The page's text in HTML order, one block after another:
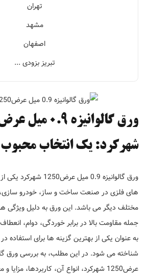
تهران
مشهد
اصفهان
تبریز بزودی ...
شهرکرد: یک انتخاب
ورق گالوانیزه 0.9 میل
های فلزی در صنعت ساخت و ساز، خودرو سازی،
مختلف دیگر می باشد. این ورق به دلیل ویژگی
جمله مقاومت بالا در برابر خوردگی، دوام،
به عنوان یکی از بهترین گزینه ها برای استفاده
عرض1250 شهرکرد، انواع آن، کاربردها،